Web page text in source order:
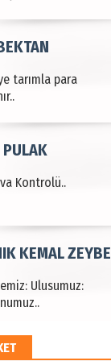
tarımla para
Kontrolü..
PULAK
Ulusumuz:
KEMAL
HAYRİ PEKER